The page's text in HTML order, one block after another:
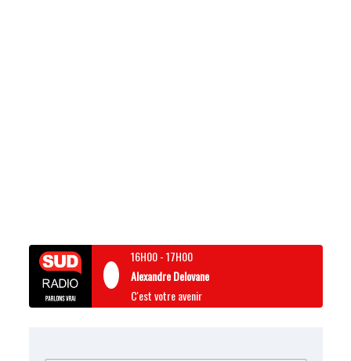
16H00-17H00
Alexandre Delovane
C'est votre avenir